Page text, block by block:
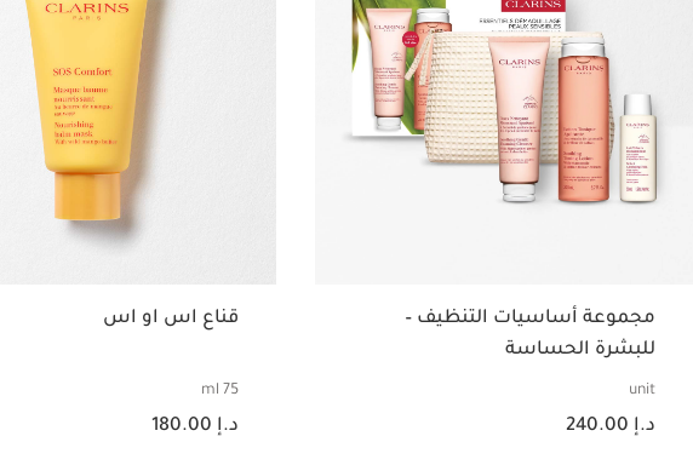
مجموعة أساسيات التنظيف –
للبشرة الحساسة
unit
السعر الحالي هو د.إ 240.00
د.إ 240.00
قناع اس او اس
75 ml
السعر الحالي هو د.إ 180.00
د.إ 180.00